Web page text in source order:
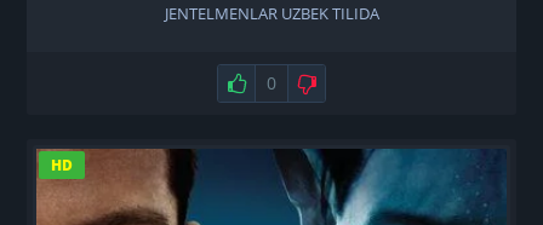
JENTELMENLAR UZBEK TILIDA
Нравится
0 Не нравится
HD